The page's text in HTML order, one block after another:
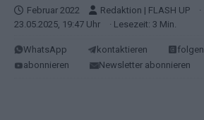
Februar 2022 Redaktion | FLASH UP
23.05.2025, 19:47 Uhr
· Lesezeit: 3 Min.
WhatsApp kontaktieren folgen
abonnieren
Newsletter abonnieren